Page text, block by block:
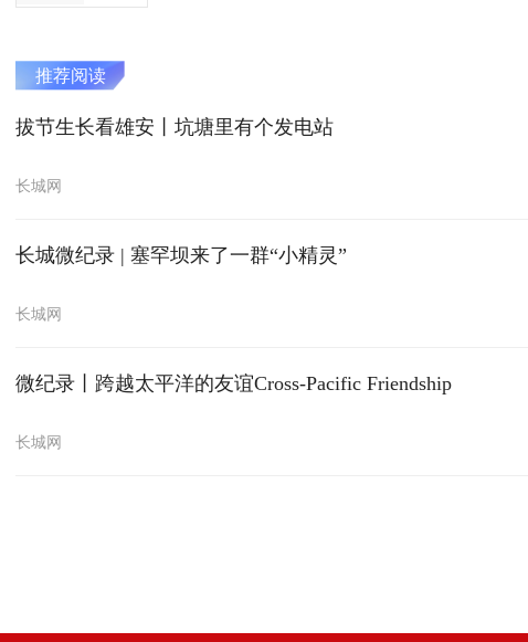
推荐阅读
拔节生长看雄安丨坑塘里有个发电站
长城网
长城微纪录 | 塞罕坝来了一群“小精灵”
长城网
微纪录丨跨越太平洋的友谊Cross-Pacific Friendship
长城网